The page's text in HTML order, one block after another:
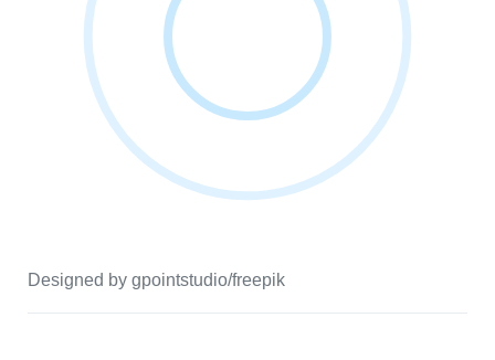
Designed by gpointstudio/freepik